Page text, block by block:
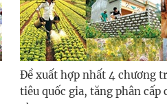
Đề xuất hợp nhất 4 chương
tiêu quốc gia, tăng phân cấp